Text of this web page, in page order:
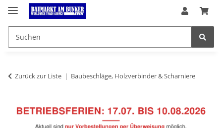
Zurück zur Liste Baubeschläge, Holzverbinder & Scharniere